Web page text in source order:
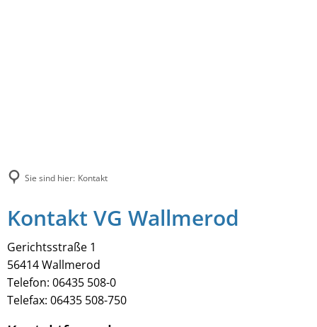
Sie sind hier: Kontakt
Kontakt VG Wallmerod
Gerichtsstraße 1
56414 Wallmerod
Telefon: 06435 508-0
Telefax: 06435 508-750